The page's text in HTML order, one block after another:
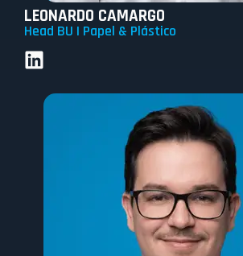
LEONARDO CAMARGO
Head BU | Papel & Plástico